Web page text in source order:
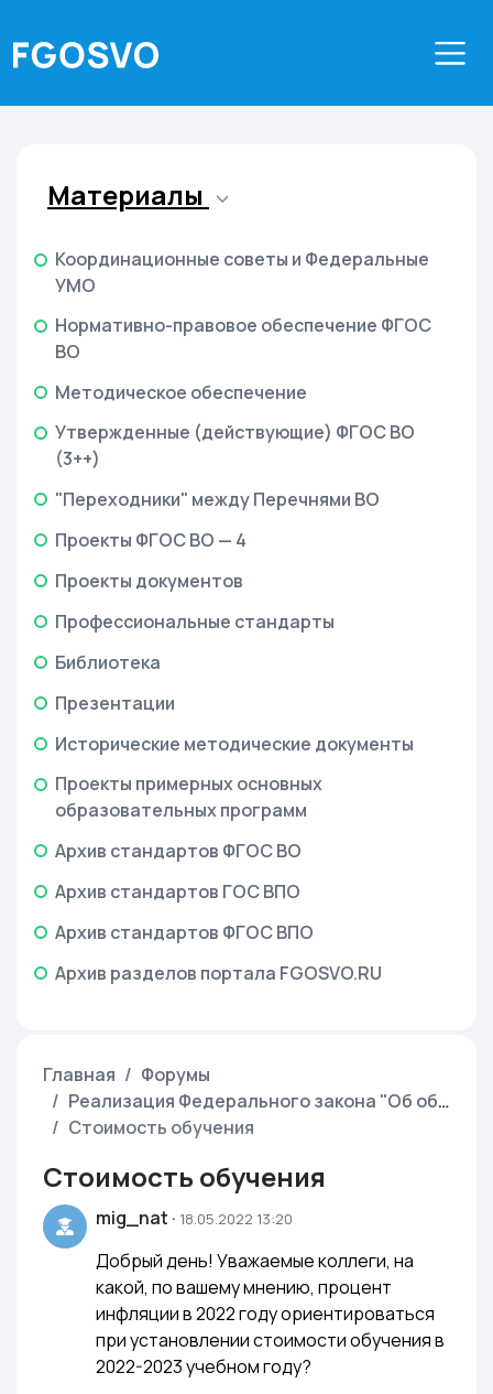
Материалы
Координационные советы и Федеральные
УМО
Нормативно-правовое обеспечение ФГОС
ВО
Методическое обеспечение
Утвержденные (действующие) ФГОС ВО
(3++)
"Переходники" между Перечнями ВО
Проекты ФГОС ВО — 4
Проекты документов
Профессиональные стандарты
Библиотека
Презентации
Исторические методические документы
Проекты примерных основных
образовательных программ
Архив стандартов ФГОС ВО
Архив стандартов ГОС ВПО
Архив стандартов ФГОС ВПО
Архив разделов портала FGOSVO.RU
Главная
Форумы
Реализация Федерального закона "Об образовании в Российской Федерации" от 29.12.2012 г. N 273-ФЗ
Стоимость обучения
Стоимость обучения
mig_nat · 18.05.2022 13:20
Добрый день! Уважаемые коллеги, на
какой, по вашему мнению, процент
инфляции в 2022 году ориентироваться
при установлении стоимости обучения в
2022-2023 учебном году?